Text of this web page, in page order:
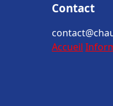
Contact
Accueil